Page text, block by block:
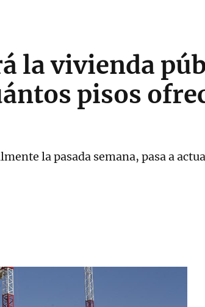
la vivienda
pisos
la pasada semana, pasa a